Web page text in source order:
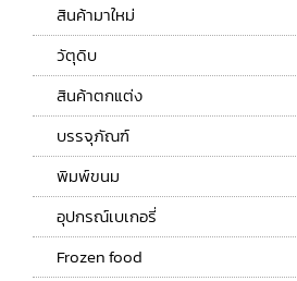
สินค้ามาใหม่
วัตุดิบ
สินค้าตกแต่ง
บรรจุภัณฑ์
พิมพ์ขนม
อุปกรณ์เบเกอรี่
Frozen food